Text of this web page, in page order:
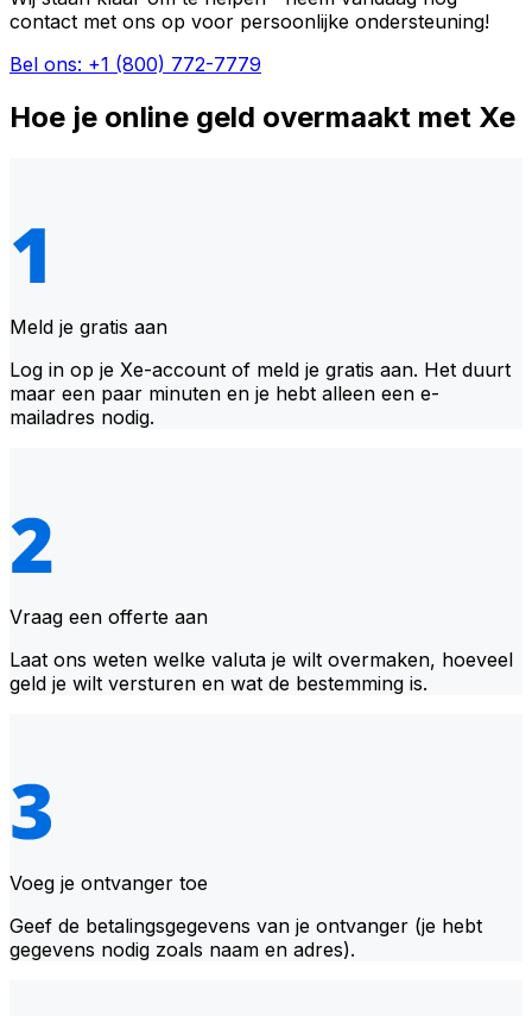
contact met ons op voor persoonlijke ondersteuning!
Bel ons: +1 (800) 772-7779
Hoe je online geld overmaakt met Xe
Meld je gratis aan
Log in op je Xe-account of meld je gratis aan. Het duurt
maar een paar minuten en je hebt alleen een e-
mailadres nodig.
Vraag een offerte aan
Laat ons weten welke valuta je wilt overmaken, hoeveel
geld je wilt versturen en wat de bestemming is.
Voeg je ontvanger toe
Geef de betalingsgegevens van je ontvanger (je hebt
gegevens nodig zoals naam en adres).